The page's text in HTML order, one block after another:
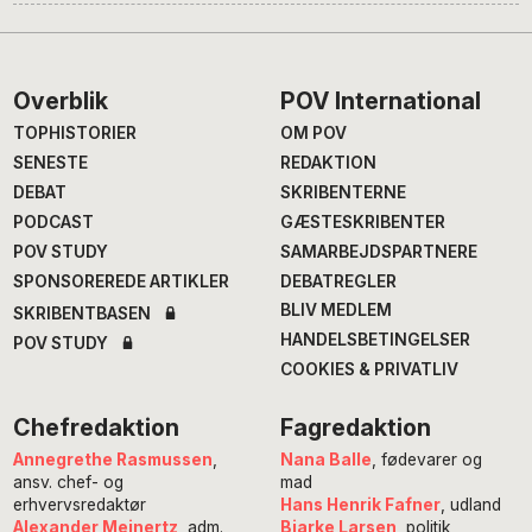
Footer
Overblik
TOPHISTORIER
SENESTE
DEBAT
PODCAST
POV STUDY
SPONSOREREDE ARTIKLER
SKRIBENTBASEN
POV STUDY
POV International
OM POV
REDAKTION
SKRIBENTERNE
GÆSTESKRIBENTER
SAMARBEJDSPARTNERE
DEBATREGLER
BLIV MEDLEM
HANDELSBETINGELSER
COOKIES & PRIVATLIV
Chefredaktion
Annegrethe Rasmussen
ansv. chef- og
erhvervsredaktør
Alexander Meinertz , adm.
Fagredaktion
Nana Balle , fødevarer og
mad
Hans Henrik Fafner, udland
Bjarke Larsen , politik